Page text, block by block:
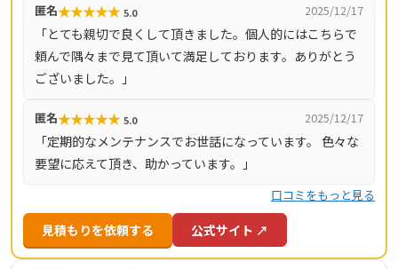
行っています。 また、日常的な清掃や点検といったメンテ
ナンスにも対応しており、急な修理だけでなく予防的な管
理を希望する方にも利用しやすいのが特徴です。専門スタ
ッフによる現場対応を通じて、地域の住宅維持に貢献して
匿名★★★★★ 5.0 2025/12/17
「とても親切で良くして頂きました。個人的にはこちらで
頼んで隅々まで見て頂いて満足しております。ありがとう
ございました。」
匿名★★★★★ 5.0 2025/12/17
「定期的なメンテナンスでお世話になっています。 色々な
要望に応えて頂き、助かっています。」
口コミをもっと見る
見積もりを依頼する 公式サイト ↗